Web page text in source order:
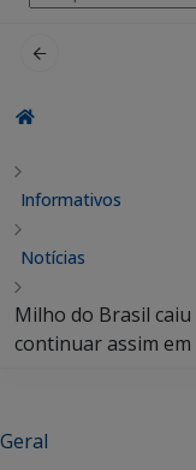
por:
Informativos
Notícias
Milho do Brasil
continuar assim em
Geral